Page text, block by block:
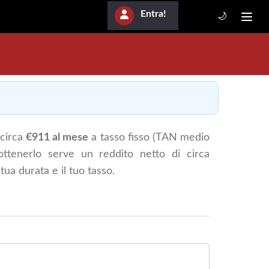
Entra! 🌙
circa€911 al mese a tasso fisso (TAN medio
serve un reddito netto di circa
durata e il tuo tasso.